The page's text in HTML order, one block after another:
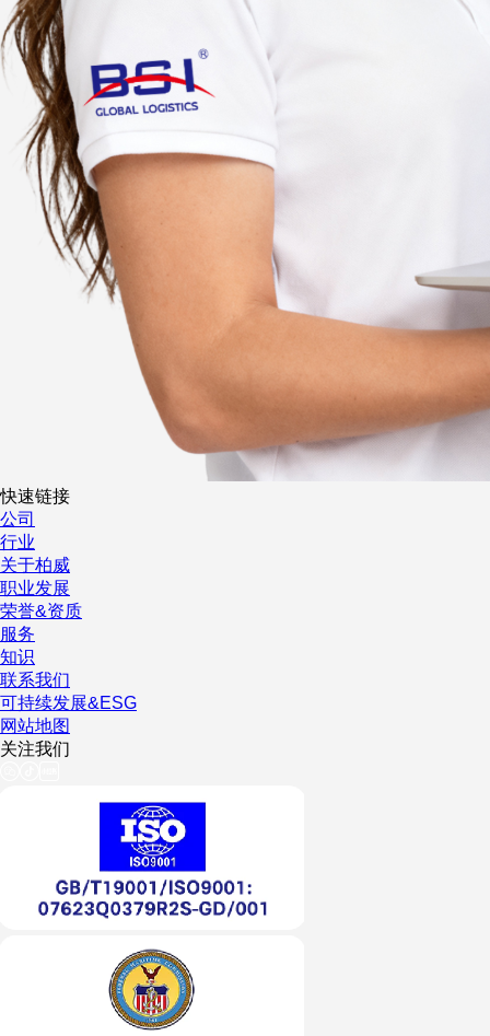
快速链接
公司
行业
关于柏威
职业发展
荣誉&资质
服务
知识
联系我们
可持续发展&ESG
网站地图
关注我们